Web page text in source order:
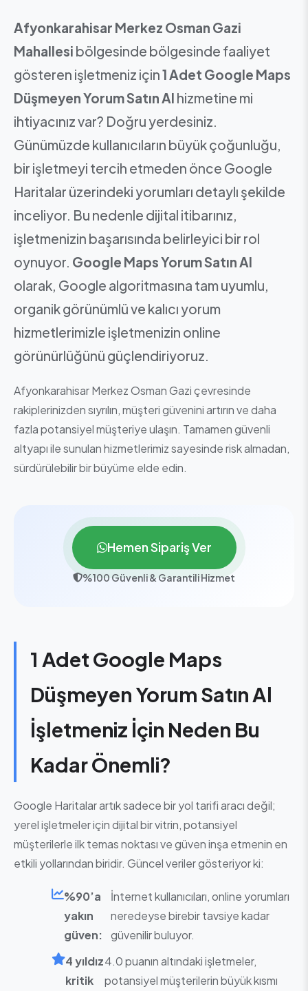
Afyonkarahisar Merkez Osman Gazi
Mahallesi bölgesinde bölgesinde faaliyet
gösteren işletmeniz için1 Adet Google Maps
Düşmeyen Yorum Satın Al hizmetine mi
ihtiyacınız var? Doğru yerdesiniz.
Günümüzde kullanıcıların büyük çoğunluğu,
bir işletmeyi tercih etmeden önce Google
Haritalar üzerindeki yorumları detaylı şekilde
inceliyor. Bu nedenle dijital itibarınız,
işletmenizin başarısında belirleyici bir rol
oynuyor. Google Maps Yorum Satın Al
olarak, Google algoritmasına tam uyumlu,
organik görünümlü ve kalıcı yorum
hizmetlerimizle işletmenizin online
görünürlüğünü güçlendiriyoruz.
Afyonkarahisar Merkez Osman Gazi çevresinde
rakiplerinizden sıyrılın, müşteri güvenini artırın ve daha
fazla potansiyel müşteriye ulaşın. Tamamen güvenli
altyapı ile sunulan hizmetlerimiz sayesinde risk almadan,
sürdürülebilir bir büyüme elde edin.
Hemen Sipariş Ver
%100 Güvenli & Garantili Hizmet
1 Adet Google Maps
Düşmeyen Yorum Satın Al
İşletmeniz İçin Neden Bu
Kadar Önemli?
Google Haritalar artık sadece bir yol tarifi aracı değil;
yerel işletmeler için dijital bir vitrin, potansiyel
müşterilerle ilk temas noktası ve güven inşa etmenin en
etkili yollarından biridir. Güncel veriler gösteriyor ki:
%90’a
yakın
güven:
İnternet kullanıcıları, online yorumları
neredeyse birebir tavsiye kadar
güvenilir buluyor.
4 yıldız
kritik
4.0 puanın altındaki işletmeler,
potansiyel müşterilerin büyük kısmı